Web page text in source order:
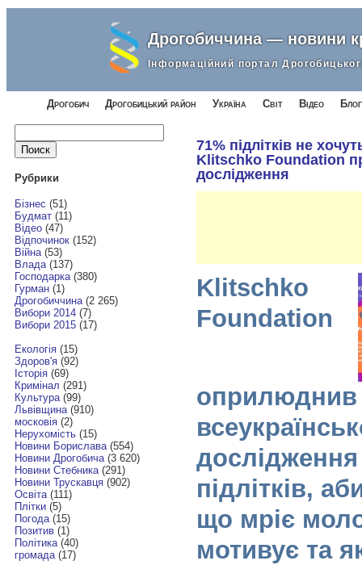
Дрогобиччина — новини
Інформаційний портал
Дрогобич Дрогобицький район Україна Світ Відео
Найти:
Рубрики
Бізнес (51)
Будмат(11)
Відео(47)
Відпочинок(152)
Війна(53)
Влада(137)
Господарка(380)
Гурман(1)
Дрогобиччина(2 265)
Вибори 2014(7)
Вибори 2015(17)
Екологія(15)
Здоров'я(92)
Історія(69)
Кримінал (291)
Культура(99)
Львівщина(910)
московія(2)
Нерухомість(15)
Новини Борислава(554)
Новини Дрогобича(3 620)
Новини Стебника(291)
Новини Трускавця(902)
Освіта(111)
Плітки(5)
Погода(15)
Позитив(1)
Політика(40)
громада(17)
71% підлітків не
Klitschko Foundation
дослідження
Klitschko
Foundation
оприлюднив
підлітків,
що мріє
мотивує та